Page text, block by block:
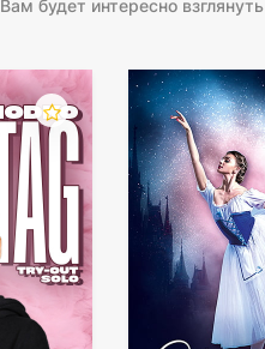
Вам будет интересно